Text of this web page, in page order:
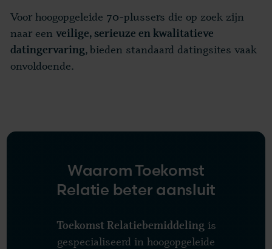
Voor hoogopgeleide 70-plussers die op zoek zijn
naar eenveilige, serieuze en kwalitatieve
datingervaring, bieden standaard datingsites vaak
onvoldoende.
Waarom Toekomst
Relatie beter aansluit
Toekomst Relatiebemiddeling is
gespecialiseerd in hoogopgeleide